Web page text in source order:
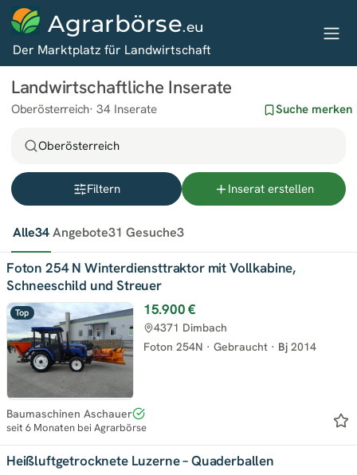
Agrarbörse.eu
Der Marktplatz für Landwirtschaft
Landwirtschaftliche Inserate
Oberösterreich 34 Inserate Suche merken
Oberösterreich
Filtern Inserat erstellen
Alle34Angebote31 Gesuche3
Top
Foton 254 N Winterdiensttraktor mit Vollkabine,
Schneeschild und Streuer
15.900 €
Foton 254N · Gebraucht · Bj 2014
4371 Dimbach
Baumaschinen Aschauer
seit 6 Monaten bei Agrarbörse
Heißluftgetrocknete Luzerne – Quaderballen